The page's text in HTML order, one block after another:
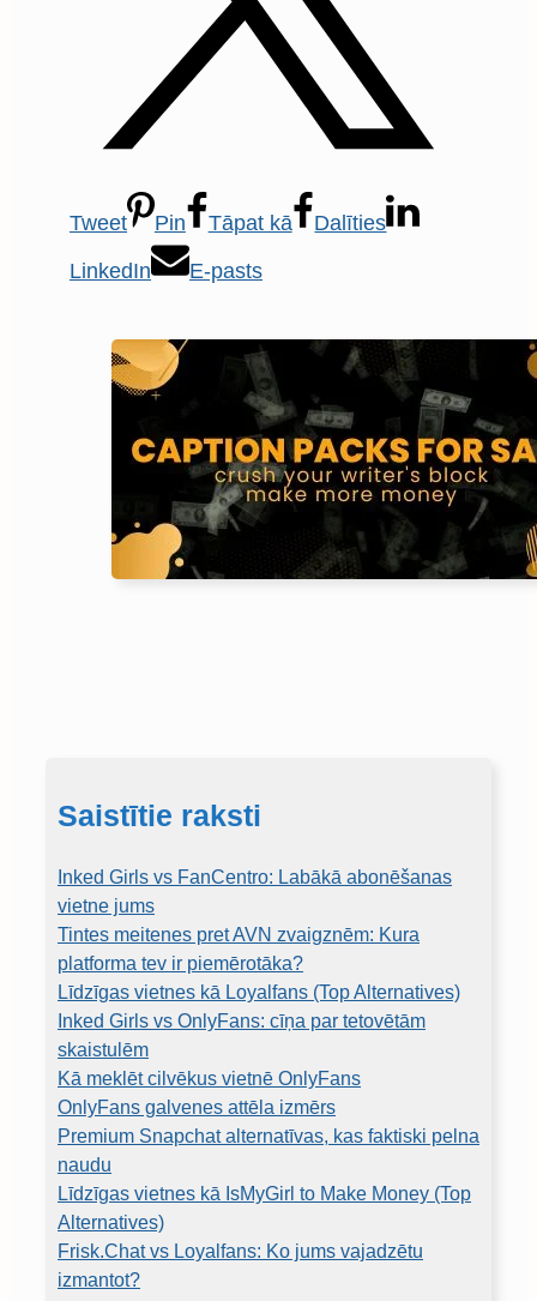
Tweet Pin Tāpat kā
Dalīties
LinkedIn
E-pasts
Saistītie raksti
Inked Girls vs FanCentro: Labākā abonēšanas
vietne jums
Tintes meitenes pret AVN zvaigznēm: Kura
platforma tev ir piemērotāka?
Līdzīgas vietnes kā Loyalfans (Top Alternatives)
Inked Girls vs OnlyFans: cīņa par tetovētām
skaistulēm
Kā meklēt cilvēkus vietnē OnlyFans
OnlyFans galvenes attēla izmērs
Premium Snapchat alternatīvas, kas faktiski pelna
naudu
Līdzīgas vietnes kā IsMyGirl to Make Money (Top
Alternatives)
Frisk.Chat vs Loyalfans: Ko jums vajadzētu
izmantot?